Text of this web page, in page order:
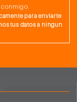
para enviarte
tus datos a ningun